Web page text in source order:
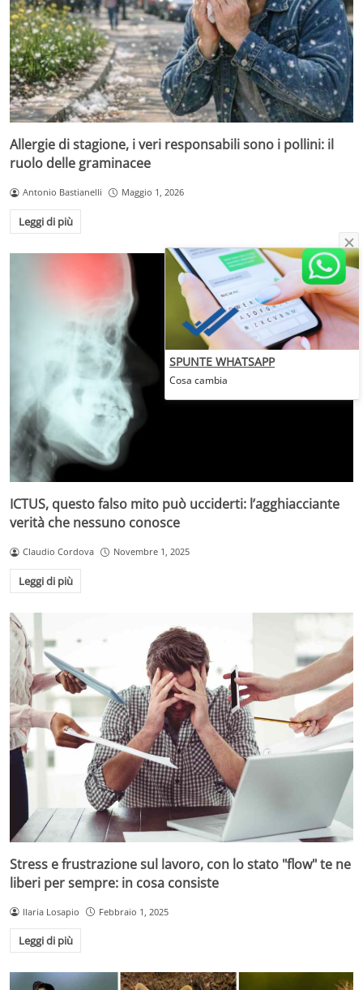
Allergie di stagione, i veri responsabili sono i pollini: il
ruolo delle graminacee
Antonio Bastianelli Maggio 1, 2026
Leggi di più
ICTUS, questo falso mito può ucciderti: l’agghiacciante
verità che nessuno conosce
Claudio Cordova Novembre 1, 2025
Leggi di più
Stress e frustrazione sul lavoro, con lo stato "flow" te ne
liberi per sempre: in cosa consiste
Ilaria Losapio Febbraio 1, 2025
Leggi di più
SPUNTE WHATSAPP
Cosa cambia